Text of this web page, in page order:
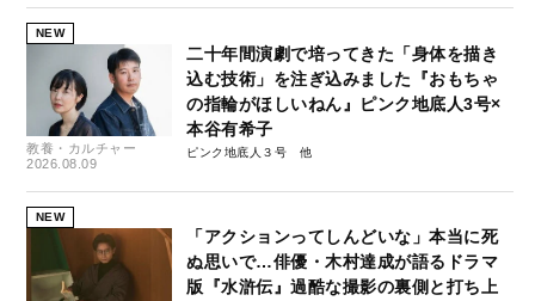
NEW
教養・カルチャー
2026.08.09
二十年間演劇で培ってきた「身体を描き
込む技術」を注ぎ込みました『おもちゃ
の指輪がほしいねん』ピンク地底人3号×
本谷有希子
ピンク地底人３号
NEW
「アクションってしんどいな」本当に死
ぬ思いで…俳優・木村達成が語るドラマ
版『水滸伝』過酷な撮影の裏側と打ち上